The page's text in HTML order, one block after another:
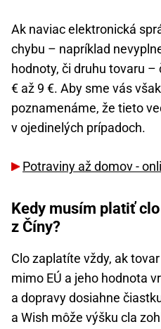
Ak naviac elektronická
chybu – napríklad
hodnoty, či druhu tovaru
€ až 9 €. Aby sme vás
poznamenáme, že tieto
v ojedinelých prípadoch.
Potraviny až domov -
Kedy musím platiť
z Číny?
Clo zaplatíte vždy, ak
mimo EÚ a jeho hodnota
a dopravy dosiahne
a Wish môže výšku cla